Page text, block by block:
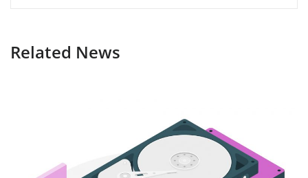
Related News